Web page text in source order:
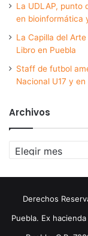
La UDLAP, punto
en bioinformática
La Capilla del
Libro en Puebla
Staff de futbol
Nacional U17 y en
Archivos
Archivos
Derechos
Puebla. Ex